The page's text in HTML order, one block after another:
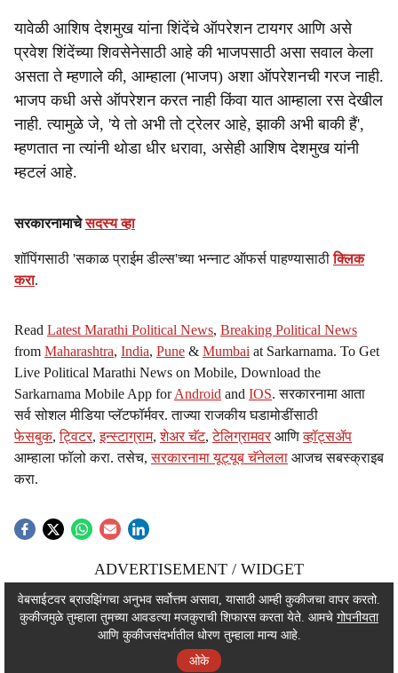
यावेळी आशिष देशमुख यांना शिंदेंचे ऑपरेशन टायगर आणि असे
प्रवेश शिंदेंच्या शिवसेनेसाठी आहे की भाजपसाठी असा सवाल केला
असता ते म्हणाले की, आम्हाला (भाजप) अशा ऑपरेशनची गरज नाही.
भाजप कधी असे ऑपरेशन करत नाही किंवा यात आम्हाला रस देखील
नाही. त्यामुळे जे, 'ये तो अभी तो ट्रेलर आहे, झाकी अभी बाकी हैं',
म्हणतात ना त्यांनी थोडा धीर धरावा, असेही आशिष देशमुख यांनी
म्हटलं आहे.
सरकारनामाचेसदस्य व्हा
शॉपिंगसाठी 'सकाळ प्राईम डील्स'च्या भन्नाट ऑफर्स पाहण्यासाठीक्लिक
करा.
Read Latest Marathi Political News, Breaking Political News
from Maharashtra, India, Pune & Mumbai at Sarkarnama. To Get
Live Political Marathi News on Mobile, Download the
Sarkarnama Mobile App forAndroid and IOS. सरकारनामा आता
सर्व सोशल मीडिया प्लॅटफॉर्मवर. ताज्या राजकीय घडामोडींसाठी
फेसबुक,ट्विटर,इन्स्टाग्राम,शेअर चॅट,टेलिग्रामवर आणिव्हॉट्सॲप
आम्हाला फॉलो करा. तसेच,सरकारनामा यूट्यूब चॅनेलला आजच सबस्क्राइब
करा.
ADVERTISEMENT / WIDGET
ADVERTISEMENT / WIDGET
ADVERTISEMENT / WIDGET
वेबसाईटवर ब्राउझिंगचा अनुभव सर्वोत्तम असावा, यासाठी आम्ही कुकीजचा वापर करतो.
कुकीजमुळे तुम्हाला तुमच्या आवडत्या मजकुराची शिफारस करता येते. आमचे गोपनीयता
आणि कुकीजसंदर्भातील धोरण तुम्हाला मान्य आहे.
ओके